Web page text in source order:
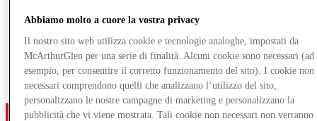
Abbiamo molto a cuore la vostra privacy
Il nostro sito web utilizza cookie e tecnologie analoghe, impostati da
McArthurGlen per una serie di finalità. Alcuni cookie sono necessari (ad
esempio, per consentire il corretto funzionamento del sito). I cookie non
necessari comprendono quelli che analizzano l’utilizzo del sito,
personalizzano le nostre campagne di marketing e personalizzano la
pubblicità che vi viene mostrata. Tali cookie non necessari non verranno